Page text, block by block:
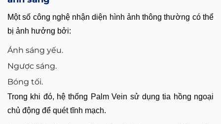
Một số công nghệ nhận diện hình ảnh thông thường có thể
bị ảnh hưởng bởi:
Ánh sáng yếu.
Ngược sáng.
Bóng tối.
Trong khi đó, hệ thống Palm Vein sử dụng tia hồng ngoại
chủ động để quét tĩnh mạch.